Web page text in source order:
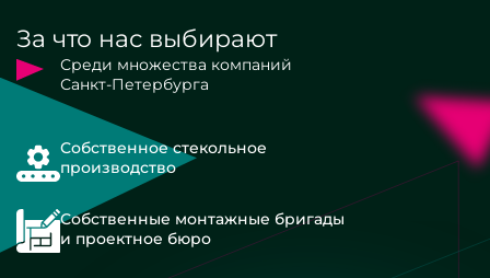
За что нас выбирают
Среди множества компаний
Санкт-Петербурга
Собственное стекольное
производство
Собственные монтажные бригады
и проектное бюро